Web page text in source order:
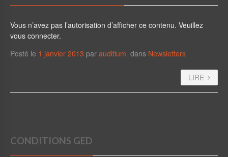
Vous n’avez pas l’autorisation d’afficher ce contenu. Veuillez
vous connecter.
Posté le 1 janvier 2013 par auditium dans Newsletters
LIRE
CONDITIONS GED